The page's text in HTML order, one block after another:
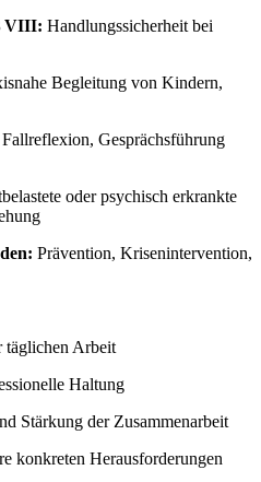
VIII: Handlungssicherheit bei
Begleitung von Kindern,
Fallreflexion, Gesprächsführung
oder psychisch erkrankte
Prävention, Krisenintervention,
täglichen Arbeit
Haltung
Stärkung der Zusammenarbeit
konkreten Herausforderungen